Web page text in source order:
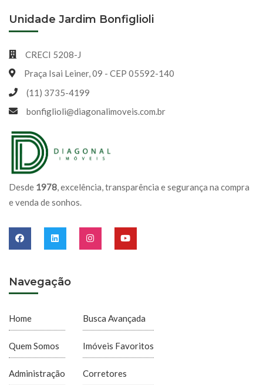
Desde 1978, excelência, transparência e segurança na compra
e venda de sonhos.
Navegação
Home
Quem Somos
Administração
Busca Avançada
Imóveis Favoritos
Corretores
Unidade Jardim Bonfiglioli
CRECI 5208-J
Praça Isai Leiner, 09 - CEP 05592-140
(11) 3735-4199
bonfiglioli@diagonalimoveis.com.br